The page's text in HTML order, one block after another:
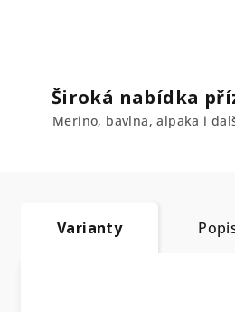
Široká nabídka
Merino, bavlna, alpaka i
Varianty